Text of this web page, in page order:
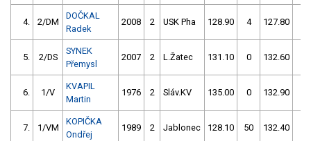
4. 2/DM
DOČKAL
Radek
2008 2 USK Pha 128.90 4 127.80
5. 2/DS
SYNEK
Přemysl
2007 2 L.Žatec 131.10 0 132.60
6. 1/V
KVAPIL
Martin
1976 2 Sláv.KV 135.00 0 132.90
7. 1/VM
KOPIČKA
Ondřej
1989 2 Jablonec 128.10 50 132.40